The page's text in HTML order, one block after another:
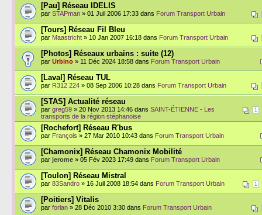
[Pau] Réseau IDELIS
par STAPman » 01 Juil 2006 17:33 dans Forum Transport Urbain
[Tours] Réseau Fil Bleu
par Maastricht » 10 Jan 2007 16:18 dans Forum Transport Urbain
[Photos] Réseaux urbains : suite (12)
par Urbino » 11 Déc 2024 18:58 dans Forum Transport Urbain
[Laval] Réseau TUL
par R312 224 » 08 Sep 2006 10:28 dans Forum Transport Urbain
[STAS] Actualité réseau
1
par greg59 » 20 Nov 2013 14:46 dans SAINT-ÉTIENNE - Les
transports de la région stéphanoise
[Rochefort] Réseau R'bus
par François » 27 Mar 2010 10:43 dans Forum Transport Urbain
[Chamonix] Réseau Chamonix Mobilité
par jerome » 05 Fév 2023 17:49 dans Forum Transport Urbain
[Toulon] Réseau Mistral
1
par 83Sandro » 16 Juil 2008 18:54 dans Forum Transport Urbain
[Poitiers] Vitalis
par forlan » 28 Déc 2010 3:30 dans Forum Transport Urbain